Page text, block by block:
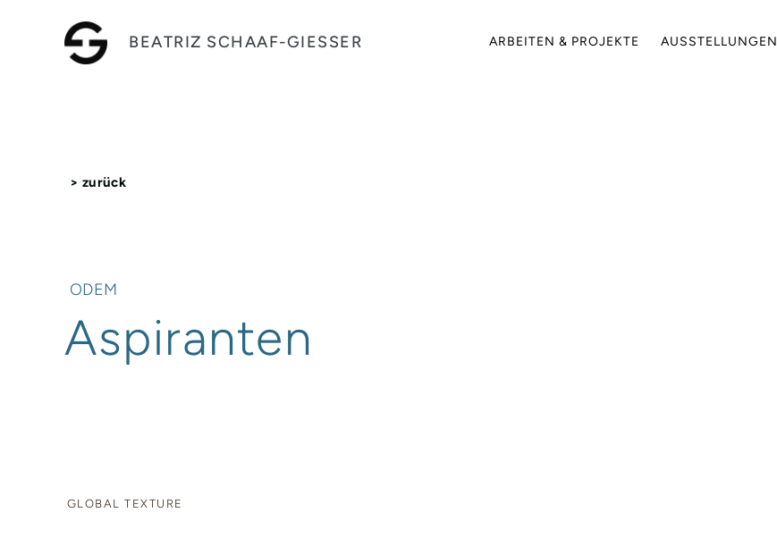
BEATRIZ SCHAAF-GIESSER ARBEITEN & PROJEKTE AUSSTELLUNGEN
> zurück
ODEM
Aspiranten
GLOBAL TEXTURE